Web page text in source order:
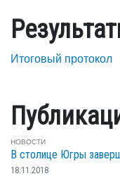
Итоговый протокол
НОВОСТИ
В столице Югры
18.11.2018